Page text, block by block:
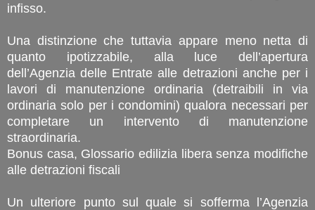
infisso.
Una distinzione che tuttavia appare meno netta di
quanto ipotizzabile, alla luce dell’apertura
dell’Agenzia delle Entrate alle detrazioni anche per i
lavori di manutenzione ordinaria (detraibili in via
ordinaria solo per i condomini) qualora necessari per
completare un intervento di manutenzione
straordinaria.
Bonus casa, Glossario edilizia libera senza modifiche
alle detrazioni fiscali
Un ulteriore punto sul quale si sofferma l’Agenzia